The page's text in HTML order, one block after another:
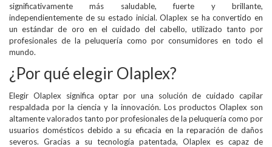
significativamente más saludable, fuerte y brillante,
independientemente de su estado inicial. Olaplex se ha convertido en
un estándar de oro en el cuidado del cabello, utilizado tanto por
profesionales de la peluquería como por consumidores en todo el
mundo.
¿Por qué elegir Olaplex?
Elegir Olaplex significa optar por una solución de cuidado capilar
respaldada por la ciencia y la innovación. Los productos Olaplex son
altamente valorados tanto por profesionales de la peluquería como por
usuarios domésticos debido a su eficacia en la reparación de daños
severos. Gracias a su tecnología patentada, Olaplex es capaz de